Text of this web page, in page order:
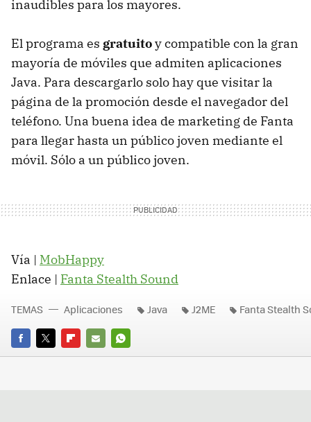
inaudibles para los mayores.
El programa es gratuitoy compatible con la gran
mayoría de móviles que admiten aplicaciones
Java. Para descargarlo solo hay que visitar la
página de la promoción desde el navegador del
teléfono. Una buena idea de marketing de Fanta
para llegar hasta un público joven mediante el
móvil. Sólo a un público joven.
Vía | MobHappy
Enlace | Fanta Stealth Sound
FACEBOOK
TWITTERFLIPBOARD
E-
WHATSAPP
TEMAS Aplicaciones Java J2ME Fanta Stealth